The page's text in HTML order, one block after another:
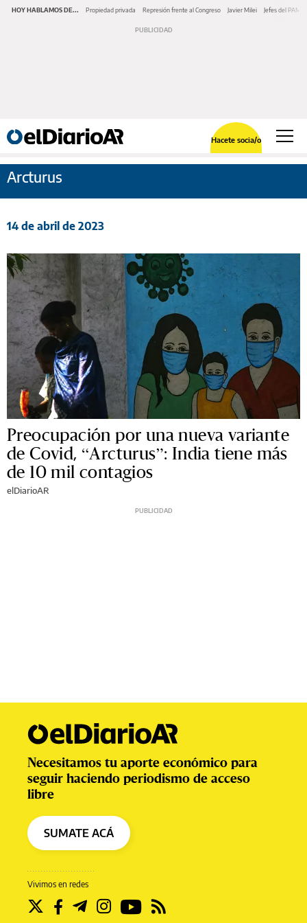
HOY HABLAMOS DE... Propiedad privada Represión frente al Congreso Javier Milei Jefes del PAMI
Hacete socia/o
Arcturus
14 de abril de 2023
Preocupación por una nueva variante
de Covid, “Arcturus”: India tiene más
de 10 mil contagios
elDiarioAR
Vivimos en redes
Necesitamos tu aporte económico para
seguir haciendo periodismo de acceso
libre
SUMATE ACÁ